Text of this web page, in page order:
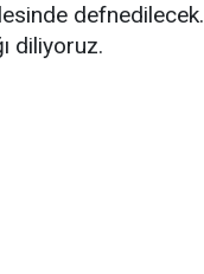
defnedilecek.
diliyoruz.